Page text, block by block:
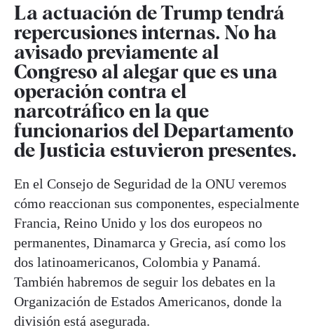
La actuación de Trump tendrá
repercusiones internas. No ha
avisado previamente al
Congreso al alegar que es una
operación contra el
narcotráfico en la que
funcionarios del Departamento
de Justicia estuvieron presentes.
En el Consejo de Seguridad de la ONU veremos
cómo reaccionan sus componentes, especialmente
Francia, Reino Unido y los dos europeos no
permanentes, Dinamarca y Grecia, así como los
dos latinoamericanos, Colombia y Panamá.
También habremos de seguir los debates en la
Organización de Estados Americanos, donde la
división está asegurada.